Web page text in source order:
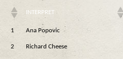
INTERPRET
1 Ana Popovic
2 Richard Cheese